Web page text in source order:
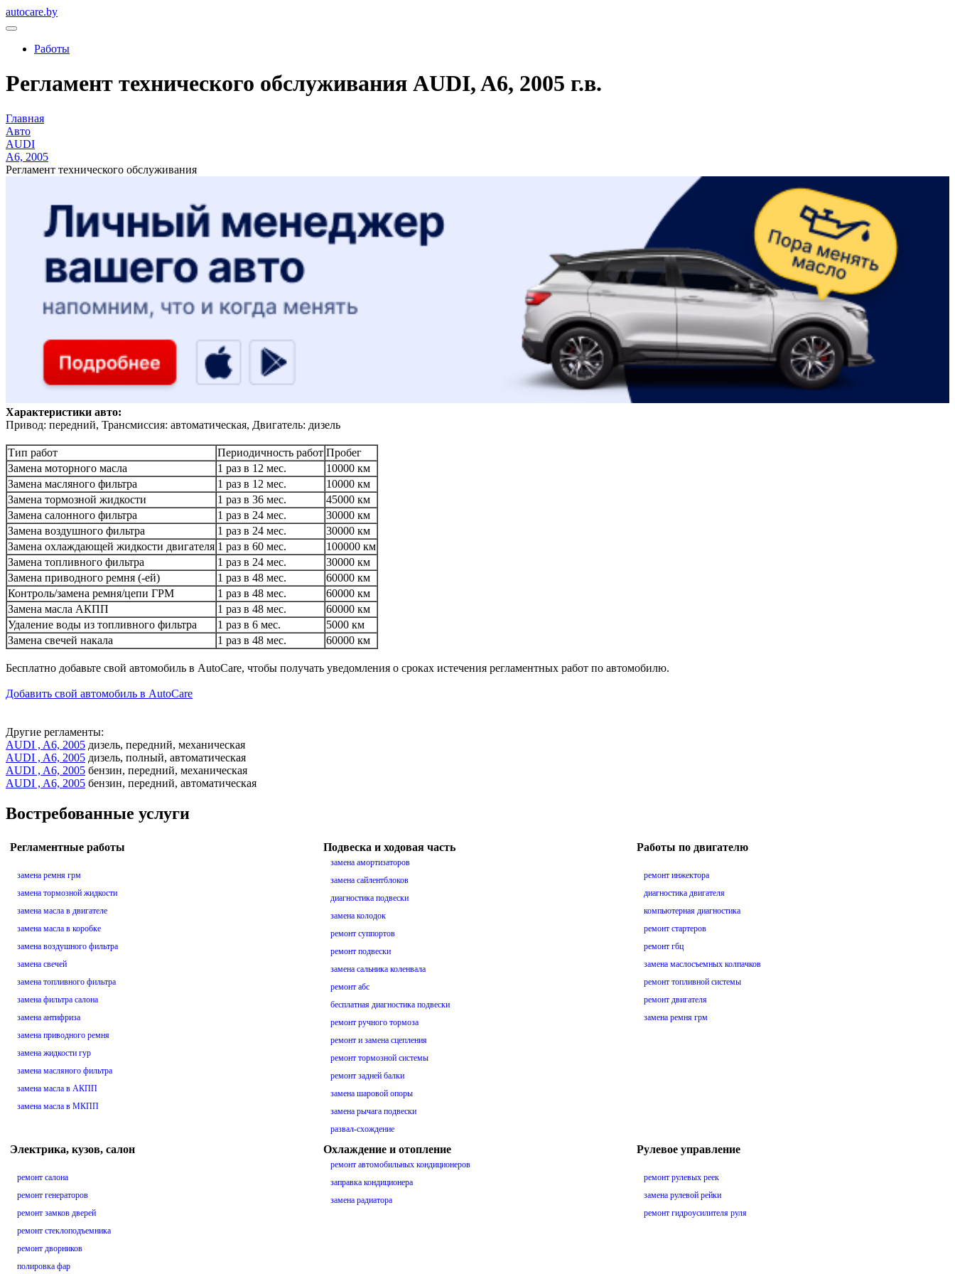
autocare.by
Работы
Регламент технического обслуживания AUDI, A6, 2005 г.в.
Главная
Авто
AUDI
A6, 2005
Регламент технического обслуживания
Характеристики авто:
Привод: передний, Трансмиссия: автоматическая, Двигатель: дизель
Тип работ Периодичность работ Пробег
Замена моторного масла
1 раз в 12 мес.
10000 км
Замена масляного фильтра
1 раз в 12 мес.
10000 км
Замена тормозной жидкости
1 раз в 36 мес.
45000 км
Замена салонного фильтра
1 раз в 24 мес.
30000 км
Замена воздушного фильтра
1 раз в 24 мес.
30000 км
Замена охлаждающей жидкости двигателя 1 раз в 60 мес.
100000 км
Замена топливного фильтра
1 раз в 24 мес.
30000 км
Замена приводного ремня (-ей)
1 раз в 48 мес.
60000 км
Контроль/замена ремня/цепи ГРМ
1 раз в 48 мес.
60000 км
Замена масла АКПП
1 раз в 48 мес.
60000 км
Удаление воды из топливного фильтра
1 раз в 6 мес.
5000 км
Замена свечей накала
1 раз в 48 мес. 60000 км
Бесплатно добавьте свой автомобиль в AutoCare, чтобы получать уведомления о сроках истечения регламентных работ по автомобилю.
Добавить свой автомобиль в AutoCare
Другие регламенты:
AUDI , A6, 2005 дизель, передний, механическая
AUDI , A6, 2005 дизель, полный, автоматическая
AUDI , A6, 2005 бензин, передний, механическая
AUDI , A6, 2005 бензин, передний, автоматическая
Востребованные услуги
Регламентные работы
замена ремня грм
замена тормозной жидкости
замена масла в двигателе
замена масла в коробке
замена воздушного фильтра
замена свечей
замена топливного фильтра
замена фильтра салона
замена антифриза
замена приводного ремня
замена жидкости гур
замена масляного фильтра
замена масла в АКПП
замена масла в МКПП
Подвеска и ходовая часть
замена амортизаторов
замена сайлентблоков
диагностика подвески
замена колодок
ремонт суппортов
ремонт подвески
замена сальника коленвала
ремонт абс
бесплатная диагностика подвески
ремонт ручного тормоза
ремонт и замена сцепления
ремонт тормозной системы
ремонт задней балки
замена шаровой опоры
замена рычага подвески
развал-схождение
Работы по двигателю
ремонт инжектора
диагностика двигателя
компьютерная диагностика
ремонт стартеров
ремонт гбц
замена маслосъемных колпачков
ремонт топливной системы
ремонт двигателя
замена ремня грм
Электрика, кузов, салон
ремонт салона
ремонт генераторов
ремонт замков дверей
ремонт стеклоподъемника
ремонт дворников
полировка фар
Охлаждение и отопление
ремонт автомобильных кондиционеров
заправка кондиционера
замена радиатора
Рулевое управление
ремонт рулевых реек
замена рулевой рейки
ремонт гидроусилителя руля